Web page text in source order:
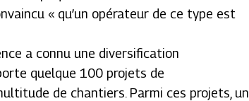
« qu’un opérateur de ce type est
a connu une diversification
quelque 100 projets de
de chantiers. Parmi ces projets, un